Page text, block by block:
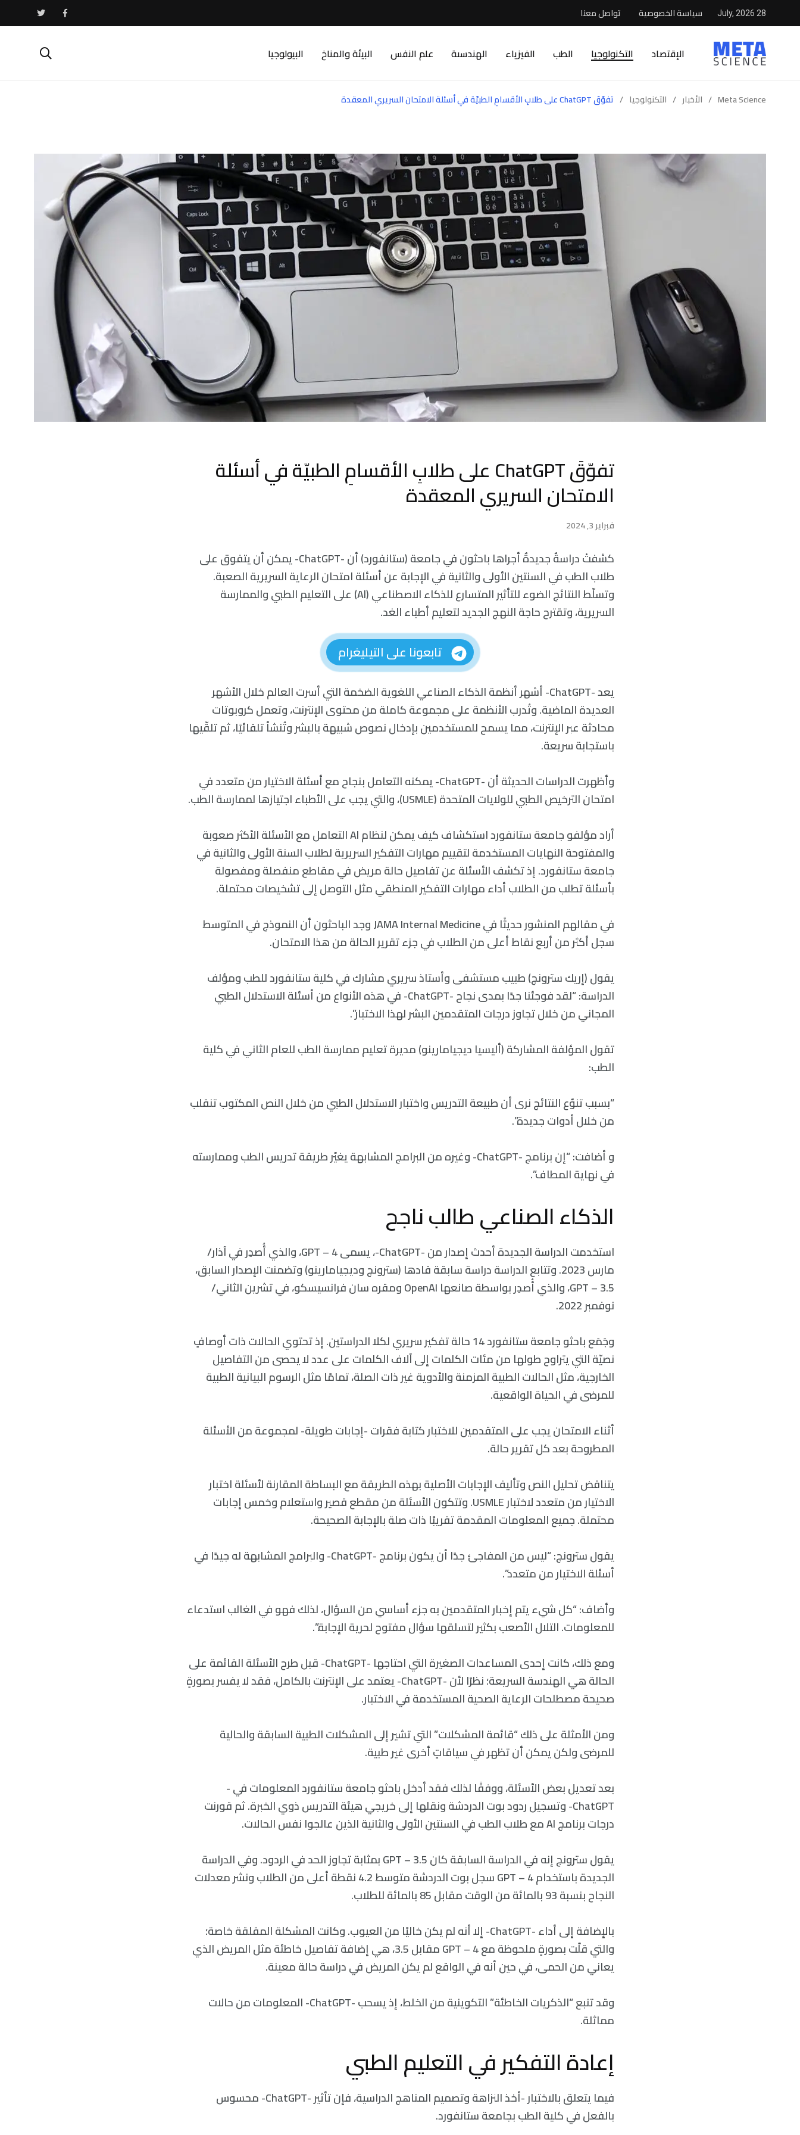
28 July, 2026 سياسة الخصوصية تواصل معنا
الإقتصاد التكنولوجيا الطب الفيزياء الهندسىة علم النفس البيئة والمناخ البيولوجيا
Meta Science
/ الأخبار / التكنولوجيا / تفوّقَ ChatGPT على طلابِ الأقسامِ الطبيّة في أسئلة الامتحان السريري المعقدة
تفوّقَ ChatGPT على طلابِ الأقسامِ الطبيّة في أسئلة
الامتحان السريري المعقدة
فبراير 3, 2024
كشفتْ دراسةٌ جديدةٌ أجراها باحثون في جامعة (ستانفورد) أن -ChatGPT- يمكن أن يتفوق على
طلاب الطب في السنتين الأولى والثانية في الإجابة عن أسئلة امتحان الرعاية السريرية الصعبة.
وتسلّط النتائج الضوء للتأثير المتسارع للذكاء الاصطناعي (Al) على التعليم الطبي والممارسة
السريرية، وتقترح حاجة النهج الجديد لتعليم أطباء الغد.
تابعونا على التيليغرام
يعد -ChatGPT- أشهر أنظمة الذكاء الصناعي اللغوية الضخمة التي أسرت العالم خلال الأشهر
العديدة الماضية. وتُدرب الأنظمة على مجموعة كاملة من محتوى الإنترنت، وتعمل كروبوتات
محادثة عبر الإنترنت، مما يسمح للمستخدمين بإدخال نصوص شبيهة بالبشر وتُنشأ تلقائيًا، ثم تلقّيها
باستجابة سريعة.
وأظهرت الدراسات الحديثة أن -ChatGPT- يمكنه التعامل بنجاح مع أسئلة الاختيار من متعدد في
امتحان الترخيص الطبي للولايات المتحدة (USMLE)، والتي يجب على الأطباء اجتيازها لممارسة الطب.
أراد مؤلفو جامعة ستانفورد استكشاف كيف يمكن لنظام Al التعامل مع الأسئلة الأكثر صعوبة
والمفتوحة النهايات المستخدمة لتقييم مهارات التفكير السريرية لطلاب السنة الأولى والثانية في
جامعة ستانفورد. إذ تكشف الأسئلة عن تفاصيل حالة مريض في مقاطع منفصلة ومفصولة
بأسئلة تطلب من الطلاب أداء مهارات التفكير المنطقي مثل التوصل إلى تشخيصات محتملة.
في مقالهم المنشور حديثًا في JAMA Internal Medicine وجد الباحثون أن النموذج في المتوسط ​​
سجل أكثر من أربع نقاط أعلى من الطلاب في جزء تقرير الحالة من هذا الامتحان.
يقول (إريك سترونج) طبيب مستشفى وأستاذ سريري مشارك في كلية ستانفورد للطب ومؤلف
الدراسة: “لقد فوجئنا جدًا بمدى نجاح -ChatGPT- في هذه الأنواع من أسئلة الاستدلال الطبي
المجاني من خلال تجاوز درجات المتقدمين البشر لهذا الاختبار”.
تقول المؤلفة المشاركة (أليسيا ديجيامارينو) مديرة تعليم ممارسة الطب للعام الثاني في كلية
الطب:
“بسبب تنوّع النتائج نرى أن طبيعة التدريس واختبار الاستدلال الطبي من خلال النص المكتوب تنقلب
من خلال أدوات جديدة”.
و أضافت: “إن برنامج -ChatGPT- وغيره من البرامج المشابهة يغيّر طريقة تدريس الطب وممارسته
في نهاية المطاف”.
الذكاء الصناعي طالب ناجح
استخدمت الدراسة الجديدة أحدث إصدار من -ChatGPT-، يسمى GPT – 4، والذي أُصدِر في آذار/
مارس 2023. وتتابع الدراسة دراسة سابقة قادها (سترونج وديجيامارينو) وتضمنت الإصدار السابق،
GPT – 3.5، والذي أُصدِر بواسطة صانعها OpenAI ومقره سان فرانسيسكو، في تشرين الثاني/
نوفمبر 2022.
وجَمَع باحثو جامعة ستانفورد 14 حالة تفكير سريري لكلا الدراستين. إذ تحتوي الحالات ذات أوصافٍ
نصيّة التي يتراوح طولها من مئات الكلمات إلى آلاف الكلمات على عدد لا يحصى من التفاصيل
الخارجية، مثل الحالات الطبية المزمنة والأدوية غير ذات الصلة، تمامًا مثل الرسوم البيانية الطبية
للمرضى في الحياة الواقعية.
أثناء الامتحان يجب على المتقدمين للاختبار كتابة فقرات -إجابات طويلة- لمجموعة من الأسئلة
المطروحة بعد كل تقرير حالة.
يتناقض تحليل النص وتأليف الإجابات الأصلية بهذه الطريقة مع البساطة المقارنة لأسئلة اختبار
الاختيار من متعدد لاختبار USMLE. وتتكون الأسئلة من مقطع قصير واستعلام وخمس إجابات
محتملة. جميع المعلومات المقدمة تقريبًا ذات صلة بالإجابة الصحيحة.
يقول سترونج: “ليس من المفاجئ جدًا أن يكون برنامج -ChatGPT- والبرامج المشابهة له جيدًا في
أسئلة الاختيار من متعدد”.
وأضاف: “كل شيء يتم إخبار المتقدمين به جزء أساسي من السؤال، لذلك فهو في الغالب استدعاء
للمعلومات. التلال الأصعب بكثير لتسلقها سؤال مفتوح لحرية الإجابة.”.
ومع ذلك، كانت إحدى المساعدات الصغيرة التي احتاجها -ChatGPT- قبل طرح الأسئلة القائمة على
الحالة هي الهندسة السريعة؛ نظرًا لأن -ChatGPT- يعتمد على الإنترنت بالكامل، فقد لا يفسر بصورةٍ
صحيحة مصطلحات الرعاية الصحية المستخدمة في الاختبار.
ومن الأمثلة على ذلك “قائمة المشكلات” التي تشير إلى المشكلات الطبية السابقة والحالية
للمرضى ولكن يمكن أن تظهر في سياقاتٍ أخرى غير طبية.
بعد تعديل بعض الأسئلة، ووفقًا لذلك فقد أدخل باحثو جامعة ستانفورد المعلومات في -
ChatGPT- وتسجيل ردود بوت الدردشة ونقلها إلى خريجي هيئة التدريس ذوي الخبرة. ثم قورنت
درجات برنامج Al مع طلاب الطب في السنتين الأولى والثانية الذين عالجوا نفس الحالات.
يقول سترونج إنه في الدراسة السابقة كان GPT – 3.5 بمثابة تجاوز الحد في الردود. وفي الدراسة
الجديدة باستخدام GPT – 4 سجل بوت الدردشة متوسط ​​4.2 نقطة أعلى من الطلاب ونشر معدلات
النجاح بنسبة 93 بالمائة من الوقت مقابل 85 بالمائة للطلاب.
بالإضافة إلى أداء -ChatGPT- إلا أنه لم يكن خاليًا من العيوب. وكانت المشكلة المقلقة خاصة؛
والتي قلّت بصورةٍ ملحوظة مع GPT – 4 مقابل 3.5، هي إضافة تفاصيل خاطئة مثل المريض الذي
يعاني من الحمى، في حين أنه في الواقع لم يكن المريض في دراسة حالة معينة.
وقد تنبع “الذكريات الخاطئة” التكوينية من الخلط، إذ يسحب -ChatGPT- المعلومات من حالات
مماثلة.
إعادة التفكير في التعليم الطبي
فيما يتعلق بالاختبار -أخذ النزاهة وتصميم المناهج الدراسية، فإن تأثير -ChatGPT- محسوس
بالفعل في كلية الطب بجامعة ستانفورد.